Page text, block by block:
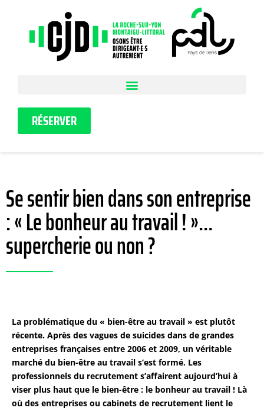
RÉSERVER
Se sentir bien dans son entreprise
: « Le bonheur au travail ! »…
supercherie ou non ?
La problématique du « bien-être au travail » est plutôt
récente. Après des vagues de suicides dans de grandes
entreprises françaises entre 2006 et 2009, un véritable
marché du bien-être au travail s’est formé. Les
professionnels du recrutement s’affairent aujourd’hui à
viser plus haut que le bien-être : le bonheur au travail ! Là
où des entreprises ou cabinets de recrutement lient le